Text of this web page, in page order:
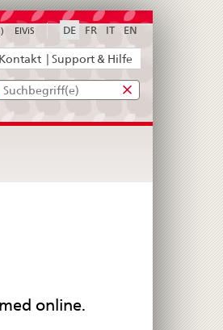
Kontakt | Support & Hilfe
DE FR IT EN
ElViS
online.